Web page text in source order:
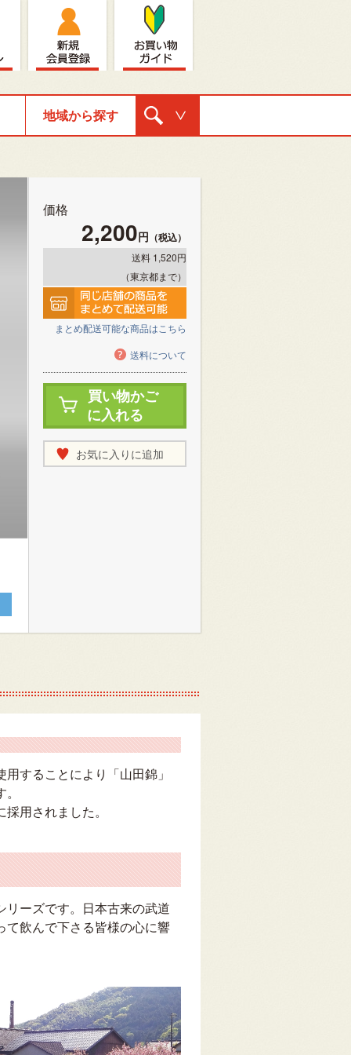
地域から探す
価格
2,200円 （税込）
送料 1,520円
（東京都まで）
まとめ配送可能な商品はこちら
送料について
買い物かご
に入れる
お気に入りに追加
することにより「山田錦」
用されました。
ーズです。日本古来の武道
て飲んで下さる皆様の心に響